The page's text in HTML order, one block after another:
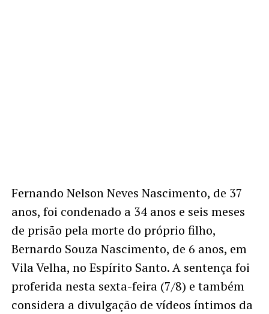
Fernando Nelson Neves Nascimento, de 37
anos, foi condenado a 34 anos e seis meses
de prisão pela morte do próprio filho,
Bernardo Souza Nascimento, de 6 anos, em
Vila Velha, no Espírito Santo. A sentença foi
proferida nesta sexta-feira (7/8) e também
considera a divulgação de vídeos íntimos da